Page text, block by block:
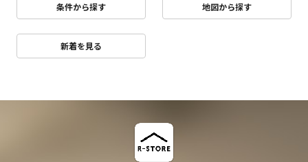
条件から探す 地図から探す
新着を見る